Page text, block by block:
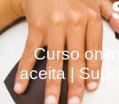
Curso
aceita |